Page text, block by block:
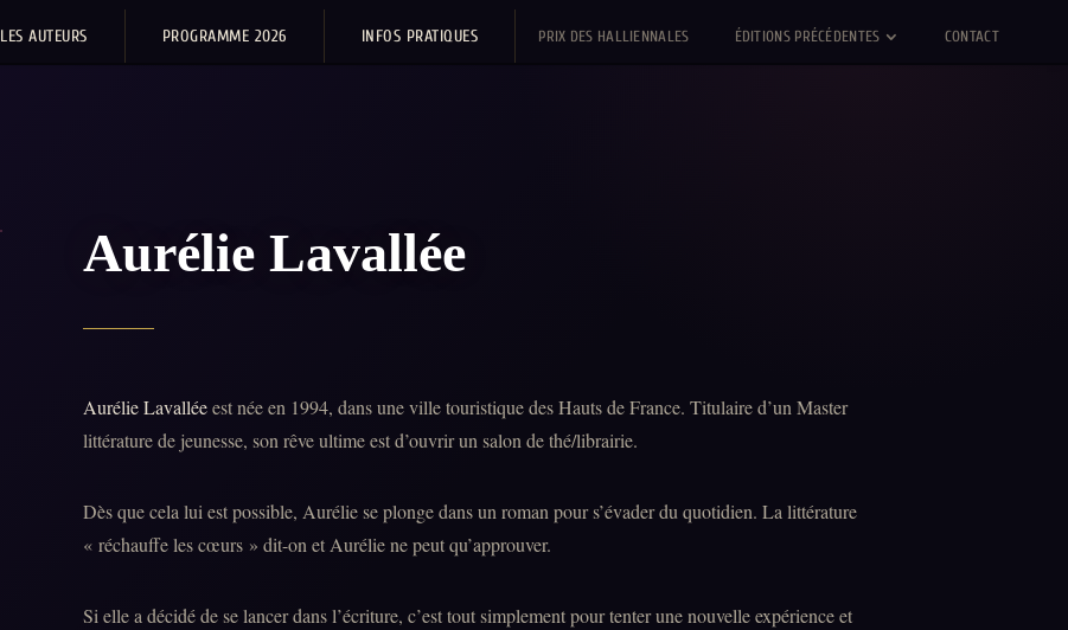
LES AUTEURS PROGRAMME 2026 INFOS PRATIQUES PRIX DES HALLIENNALES ÉDITIONS PRÉCÉDENTES CONTACT
Aurélie Lavallée
Aurélie Lavalléeest née en 1994, dans une ville touristique des Hauts de France. Titulaire d’un Master
littérature de jeunesse, son rêve ultime est d’ouvrir un salon de thé/librairie.
Dès que cela lui est possible, Aurélie se plonge dans un roman pour s’évader du quotidien. La littérature
« réchauffe les cœurs » dit-on et Aurélie ne peut qu’approuver.
Si elle a décidé de se lancer dans l’écriture, c’est tout simplement pour tenter une nouvelle expérience et